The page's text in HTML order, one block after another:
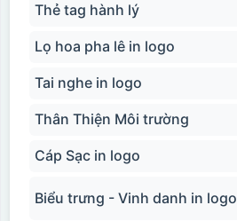
Thẻ tag hành lý
Lọ hoa pha lê in logo
Tai nghe in logo
Thân Thiện Môi trường
Cáp Sạc in logo
Biểu trưng - Vinh danh in logo